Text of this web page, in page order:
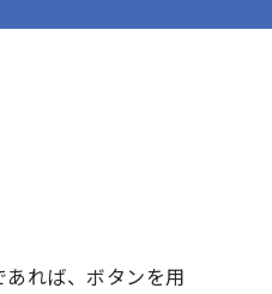
れば、ボタンを用